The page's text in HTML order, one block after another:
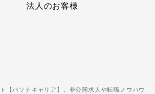
法人のお客様
【パソナキャリア】。非公開求人や転職ノウハウ